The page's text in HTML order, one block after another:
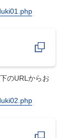
のURLからお